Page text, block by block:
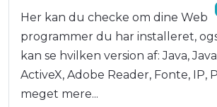
Her kan du checke om dine Web
programmer du har installeret,
kan se hvilken version af: Java,
ActiveX, Adobe Reader, Fonte, IP,
meget mere...